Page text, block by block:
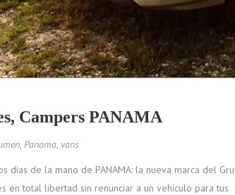
Campers PANAMA
, Panama, vans
de la mano de PANAMA: la nueva marca del
en total libertad sin renunciar a un vehículo para tus